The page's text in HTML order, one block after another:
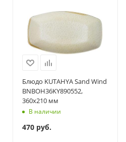
Блюдо KUTAHYA Sand Wind
BNBOH36KY890552,
360х210 мм
В наличии
470руб.